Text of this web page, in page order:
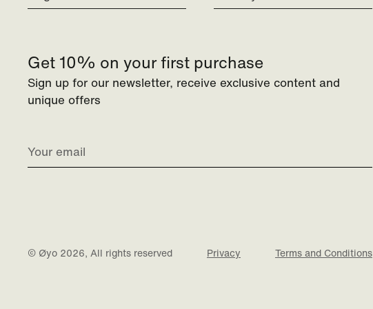
Get 10% on your first purchase
Sign up for our newsletter, receive exclusive content and
unique offers
© Øyo 2026, All rights reserved Privacy Terms and Conditions